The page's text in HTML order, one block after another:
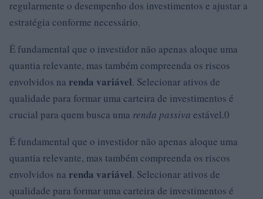
regularmente o desempenho dos investimentos e ajustar a
estratégia conforme necessário.
É fundamental que o investidor não apenas aloque uma
quantia relevante, mas também compreenda os riscos
envolvidos na renda variável. Selecionar ativos de
qualidade para formar uma carteira de investimentos é
crucial para quem busca uma renda passiva estável.0
É fundamental que o investidor não apenas aloque uma
quantia relevante, mas também compreenda os riscos
envolvidos na renda variável. Selecionar ativos de
qualidade para formar uma carteira de investimentos é